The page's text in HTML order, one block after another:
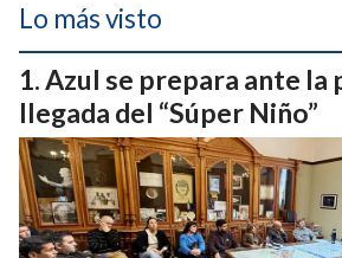
Lo más visto
Azul se prepara ante la
llegada del “Súper Niño”